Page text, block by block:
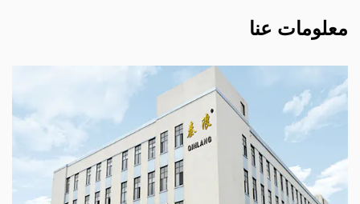
معلومات عنا